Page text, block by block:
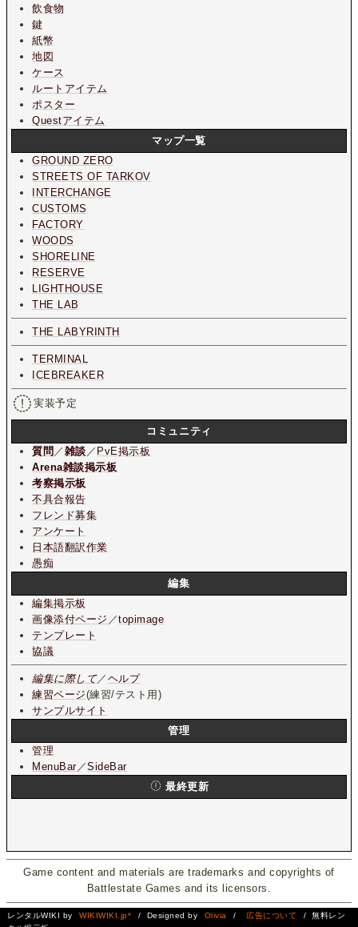
飲食物
鍵
紙幣
地図
ケース
ルートアイテム
ポスター
Questアイテム
マップ一覧
GROUND ZERO
STREETS OF TARKOV
INTERCHANGE
CUSTOMS
FACTORY
WOODS
SHORELINE
RESERVE
LIGHTHOUSE
THE LAB
THE LABYRINTH
TERMINAL
ICEBREAKER
実装予定
コミュニティ
質問 ／ 雑談 ／ PvE掲示板
Arena雑談掲示板
考察掲示板
不具合報告
フレンド募集
アンケート
日本語翻訳作業
愚痴
編集
編集掲示板
画像添付ページ ／topimage
テンプレート
協議
編集に際して／ ヘルプ
練習ページ(練習/テスト用)
サンプルサイト
管理
管理
MenuBar／SideBar
最終更新
Game content and materials are trademarks and copyrights of
Battlestate Games and its licensors.
レンタルWIKI by WIKIWIKI.jp* / Designed by Olivia / 広告について
/ 無料レン